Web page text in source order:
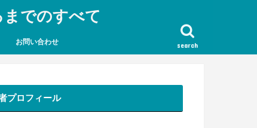
までのすべて
search
お問い合わせ
プロフィール